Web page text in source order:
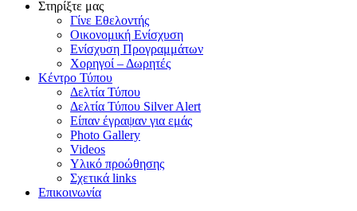
Στηρίξτε μας
Γίνε Εθελοντής
Οικονομική Ενίσχυση
Ενίσχυση Προγραμμάτων
Χορηγοί – Δωρητές
Κέντρο Τύπου
Δελτία Τύπου
Δελτία Τύπου Silver Alert
Είπαν έγραψαν για εμάς
Photo Gallery
Videos
Υλικό προώθησης
Σχετικά links
Επικοινωνία